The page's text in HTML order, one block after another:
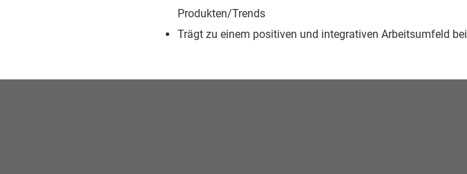
Produkten/Trends
Trägt zu einem positiven und integrativen Arbeitsumfeld bei